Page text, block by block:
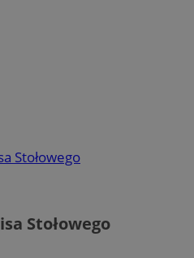
Stołowego
Stołowego